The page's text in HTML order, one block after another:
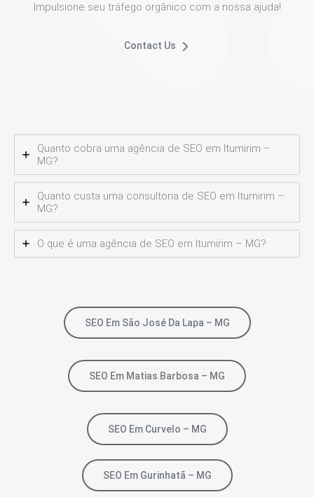
Impulsione seu tráfego orgânico com a nossa ajuda!
Contact Us
Quanto cobra uma agência de SEO em Itumirim –
MG?
Quanto custa uma consultoria de SEO em Itumirim –
MG?
O que é uma agência de SEO em Itumirim – MG?
SEO Em São José Da Lapa – MG
SEO Em Matias Barbosa – MG
SEO Em Curvelo – MG
SEO Em Gurinhatã – MG